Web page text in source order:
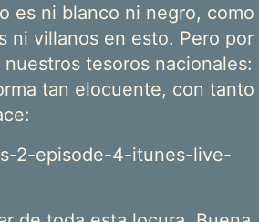
es ni blanco ni negro, como
ni villanos en esto. Pero por
tesoros nacionales:
tan elocuente, con tanto
2-episode-4-itunes-live-